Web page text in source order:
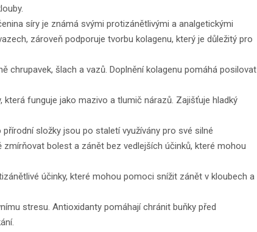
síry je známá svými protizánětlivými a analgetickými
zároveň podporuje tvorbu kolagenu, který je důležitý pro
chrupavek, šlach a vazů. Doplnění kolagenu pomáhá posilovat
která funguje jako mazivo a tlumič nárazů. Zajišťuje hladký
přírodní složky jsou po staletí využívány pro své silné
bolest a zánět bez vedlejších účinků, které mohou
účinky, které mohou pomoci snížit zánět v kloubech a
stresu. Antioxidanty pomáhají chránit buňky před